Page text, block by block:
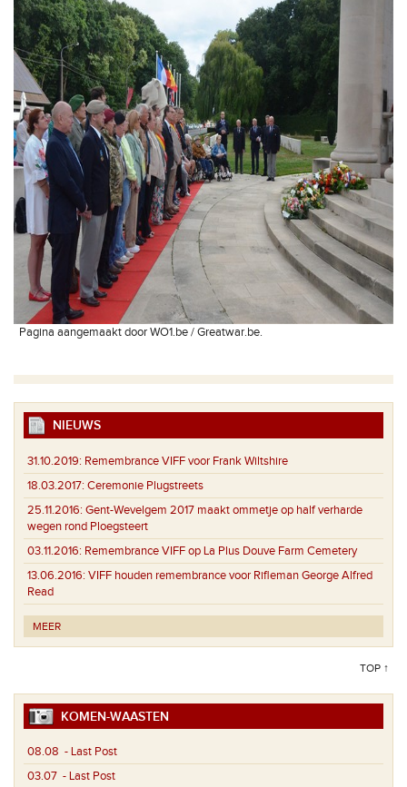
Pagina aangemaakt door WO1.be / Greatwar.be.
NIEUWS
31.10.2019: Remembrance VIFF voor Frank Wiltshire
18.03.2017: Ceremonie Plugstreets
25.11.2016: Gent-Wevelgem 2017 maakt ommetje op half verharde
wegen rond Ploegsteert
03.11.2016: Remembrance VIFF op La Plus Douve Farm Cemetery
13.06.2016: VIFF houden remembrance voor Rifleman George Alfred
Read
MEER
TOP ↑
KOMEN-WAASTEN
08.08 - Last Post
03.07 - Last Post